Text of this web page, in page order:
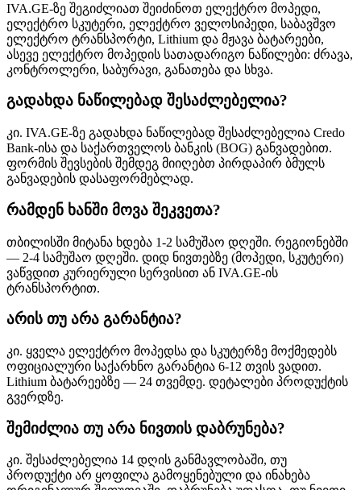
IVA.GE-ზე შეგიძლიათ შეიძინოთ ელექტრო მოპედი,
ელექტრო სკუტერი, ელექტრო ველოსიპედი, საბავშვო
ელექტრო ტრანსპორტი, Lithium და მჟავა ბატარეები,
ასევე ელექტრო მოპედის სათადარიგო ნაწილები: ძრავა,
კონტროლერი, საბურავი, განათება და სხვა.
გადახდა ნაწილებად შესაძლებელია?
კი. IVA.GE-ზე გადახდა ნაწილებად შესაძლებელია Credo
Bank-ისა და საქართველოს ბანკის (BOG) განვადებით.
ფორმის შევსების შემდეგ მიიღებთ პირდაპირ ბმულს
განვადების დასაფორმებლად.
რამდენ ხანში მოვა შეკვეთა?
თბილისში მიტანა ხდება 1-2 სამუშაო დღეში. რეგიონებში
— 2-4 სამუშაო დღეში. დიდ ნივთებზე (მოპედი, სკუტერი)
ვაწვდით კურიერული სერვისით ან IVA.GE-ის
ტრანსპორტით.
არის თუ არა გარანტია?
კი. ყველა ელექტრო მოპედსა და სკუტერზე მოქმედებს
ოფიციალური საქარხნო გარანტია 6-12 თვის ვადით.
Lithium ბატარეებზე — 24 თვემდე. დეტალები პროდუქტის
გვერდზე.
შემიძლია თუ არა ნივთის დაბრუნება?
კი. შესაძლებელია 14 დღის განმავლობაში, თუ
პროდუქტი არ ყოფილა გამოყენებული და ინახება